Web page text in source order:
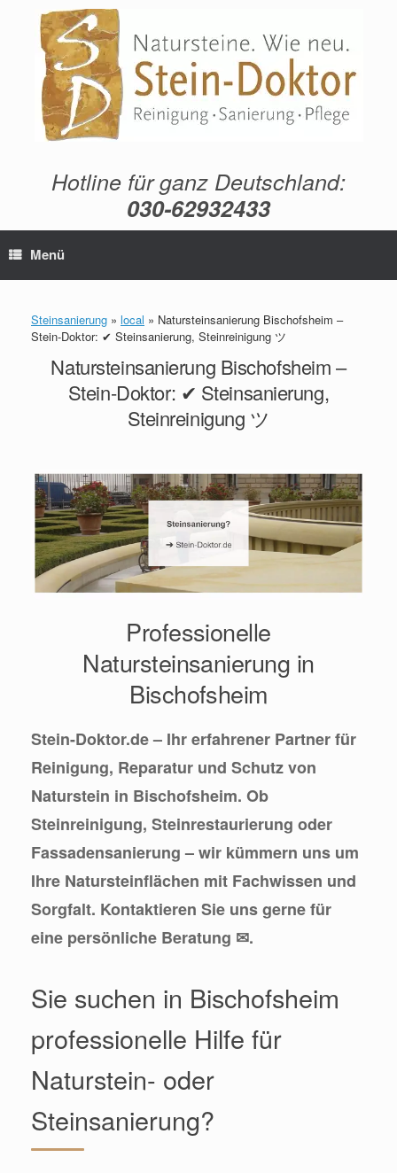
springen
Hotline für ganz Deutschland:
030-62932433
Menü
Steinsanierung » local » Natursteinsanierung Bischofsheim –
Stein-Doktor: ✔ Steinsanierung, Steinreinigung ツ
Natursteinsanierung Bischofsheim –
Stein-Doktor: ✔ Steinsanierung,
Steinreinigung ツ
Professionelle
Natursteinsanierung in
Bischofsheim
Stein-Doktor.de – Ihr erfahrener Partner für
Reinigung, Reparatur und Schutz von
Naturstein in Bischofsheim. Ob
Steinreinigung, Steinrestaurierung oder
Fassadensanierung – wir kümmern uns um
Ihre Natursteinflächen mit Fachwissen und
Sorgfalt. Kontaktieren Sie uns gerne für
eine persönliche Beratung ✉.
Sie suchen in Bischofsheim
professionelle Hilfe für
Naturstein- oder
Steinsanierung?